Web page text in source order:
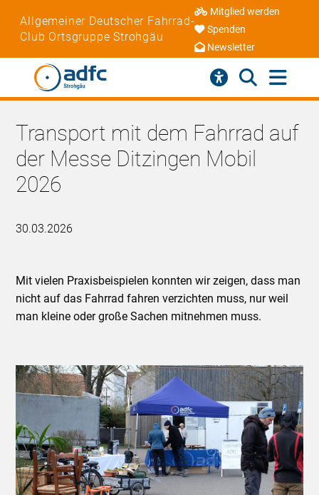
Allgemeiner Deutscher Fahrrad-
Club Ortsgruppe Strohgäu
Mitglied werden
Spenden
Newsletter
Transport mit dem Fahrrad auf
der Messe Ditzingen Mobil
2026
30.03.2026
Mit vielen Praxisbeispielen konnten wir zeigen, dass man
nicht auf das Fahrrad fahren verzichten muss, nur weil
man kleine oder große Sachen mitnehmen muss.